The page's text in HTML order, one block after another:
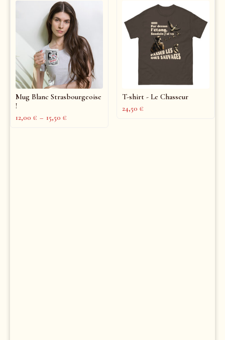
Mug Blanc Strasbourgeoise
!
12,00 € – 15,50 €
T-shirt - Le Chasseur
24,50 €